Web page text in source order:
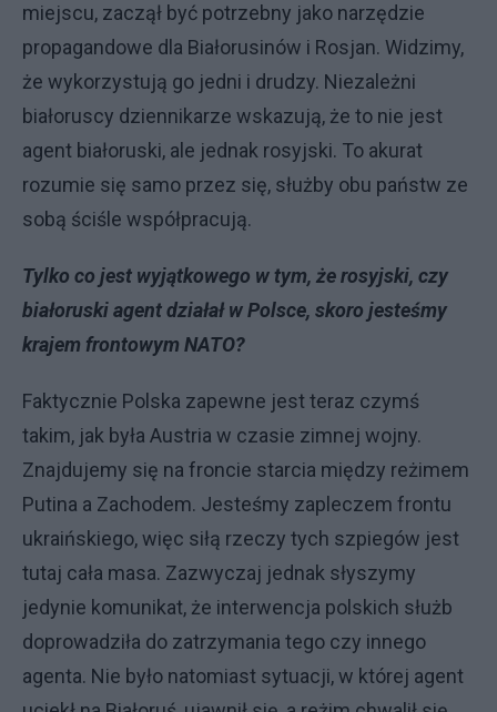
miejscu, zaczął być potrzebny jako narzędzie
propagandowe dla Białorusinów i Rosjan. Widzimy,
że wykorzystują go jedni i drudzy. Niezależni
białoruscy dziennikarze wskazują, że to nie jest
agent białoruski, ale jednak rosyjski. To akurat
rozumie się samo przez się, służby obu państw ze
sobą ściśle współpracują.
Tylko co jest wyjątkowego w tym, że rosyjski, czy
białoruski agent działał w Polsce, skoro jesteśmy
krajem frontowym NATO?
Faktycznie Polska zapewne jest teraz czymś
takim, jak była Austria w czasie zimnej wojny.
Znajdujemy się na froncie starcia między reżimem
Putina a Zachodem. Jesteśmy zapleczem frontu
ukraińskiego, więc siłą rzeczy tych szpiegów jest
tutaj cała masa. Zazwyczaj jednak słyszymy
jedynie komunikat, że interwencja polskich służb
doprowadziła do zatrzymania tego czy innego
agenta. Nie było natomiast sytuacji, w której agent